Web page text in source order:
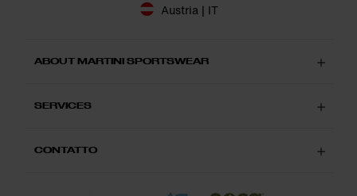
Austria | IT
ABOUT MARTINI SPORTSWEAR
SERVICES
CONTATTO